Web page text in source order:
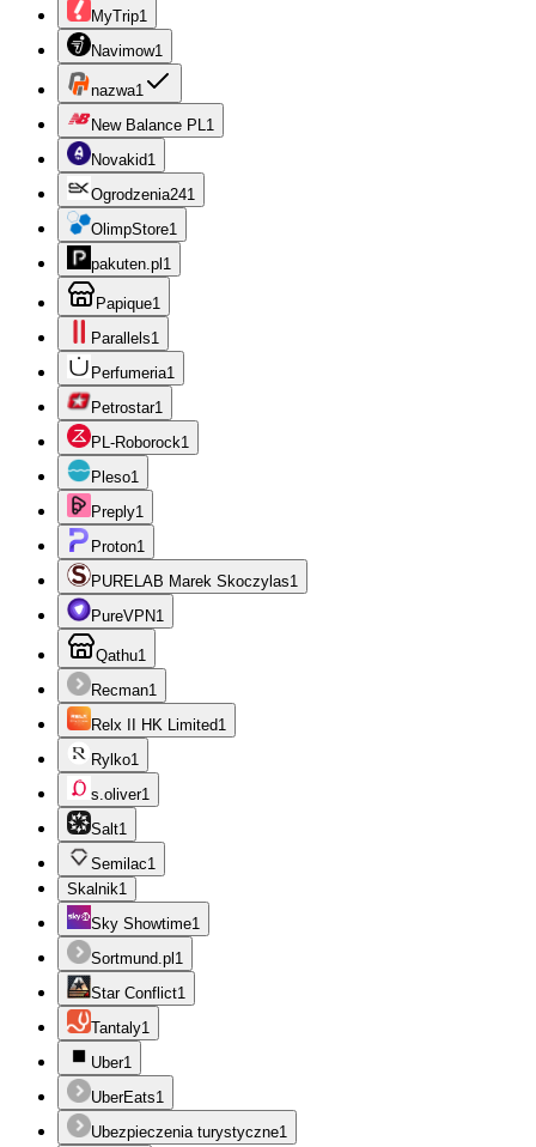
MyTrip1
Navimow1
nazwa1
New Balance PL 1
Novakid1
Ogrodzenia241
OlimpStore1
pakuten.pl 1
Papique1
Parallels1
Perfumeria1
Petrostar1
PL-Roborock1
Pleso1
Preply1
Proton1
PURELAB Marek Skoczylas1
PureVPN1
Qathu1
Recman1
Relx II HK Limited1
Rylko1
s.oliver1
Salt1
Semilac1
Skalnik1
Sky Showtime1
Sortmund.pl 1
Star Conflict1
Tantaly1
Uber1
UberEats1
Ubezpieczenia turystyczne1